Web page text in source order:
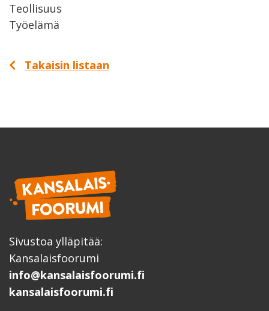
Teollisuus
Työelämä
Takaisin listaan
Sivustoa ylläpitää:
Kansalaisfoorumi
info@kansalaisfoorumi.fi
kansalaisfoorumi.fi